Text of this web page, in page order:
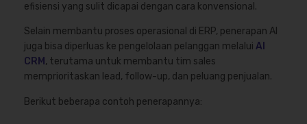
efisiensi yang sulit dicapai dengan cara konvensional.
Selain membantu proses operasional di ERP, penerapan AI
juga bisa diperluas ke pengelolaan pelanggan melalui AI
CRM , terutama untuk membantu tim sales
memprioritaskan lead, follow-up, dan peluang penjualan.
Berikut beberapa contoh penerapannya: